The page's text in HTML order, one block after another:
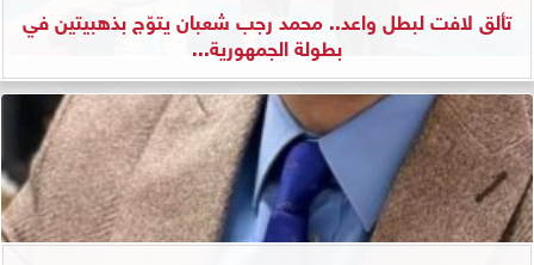
تألق لافت لبطل واعد.. محمد رجب شعبان يتوّج بذهبيتين في
بطولة الجمهورية...